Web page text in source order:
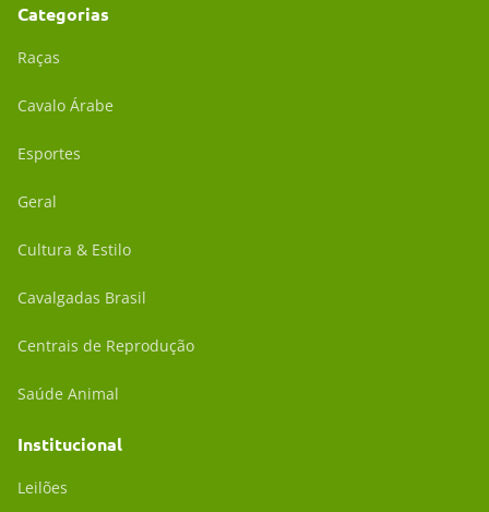
Categorias
Raças
Cavalo Árabe
Esportes
Geral
Cultura & Estilo
Cavalgadas Brasil
Centrais de Reprodução
Saúde Animal
Institucional
Leilões